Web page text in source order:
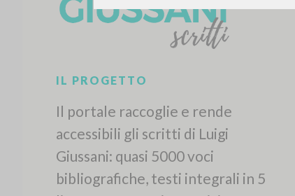
IL PROGETTO
Il portale raccoglie e rende